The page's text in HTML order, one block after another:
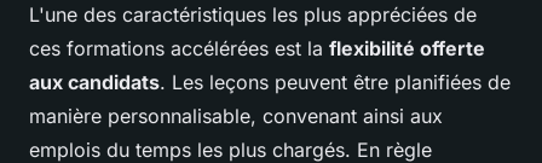
L'une des caractéristiques les plus appréciées de
ces formations accélérées est la flexibilité offerte
aux candidats. Les leçons peuvent être planifiées de
manière personnalisable, convenant ainsi aux
emplois du temps les plus chargés. En règle